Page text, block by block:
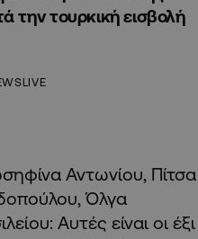
την τουρκική εισβολή
Αντωνίου, Πίτσα
Όλγα
Αυτές είναι οι έξι